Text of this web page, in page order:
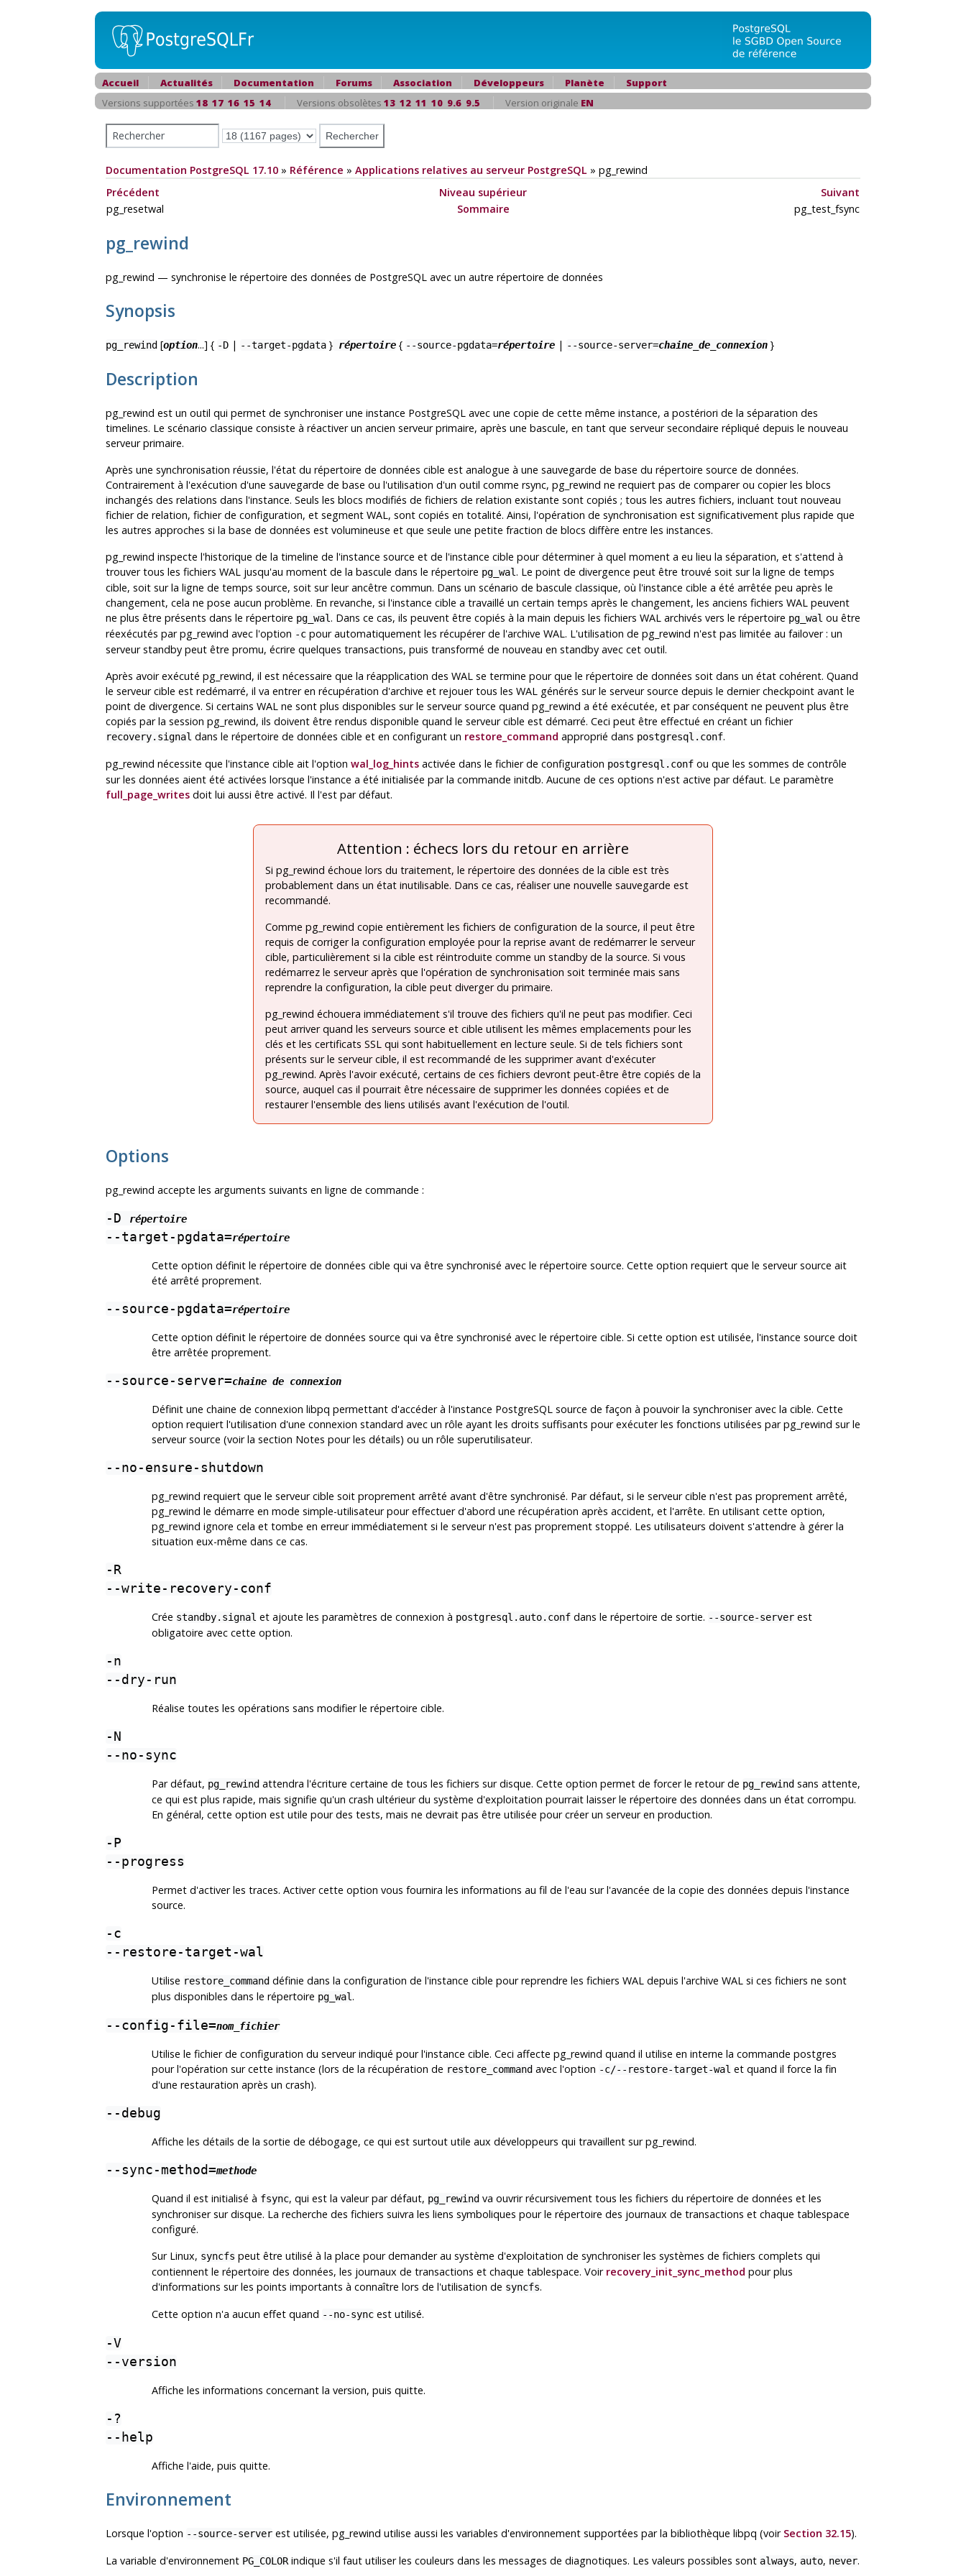
Accueil Actualités Documentation Forums Association Développeurs Planète
Support
Versions supportées 18 17 16 15 14 Versions obsolètes 13 12 11 10 9.6 9.5 Version originale EN
Documentation PostgreSQL 17.10 » Référence » Applications relatives au serveur PostgreSQL » pg_rewind
Précédent
Niveau supérieur
Suivant
pg_resetwal
Sommaire pg_test_fsync
pg_rewind
pg_rewind — synchronise le répertoire des données de PostgreSQL avec un autre répertoire de données
Synopsis
pg_rewind [option...] { -D | --target-pgdata } répertoire { --source-pgdata=répertoire | --source-server=chaine_de_connexion }
Description
pg_rewind est un outil qui permet de synchroniser une instance PostgreSQL avec une copie de cette même instance, a postériori de la séparation des
timelines. Le scénario classique consiste à réactiver un ancien serveur primaire, après une bascule, en tant que serveur secondaire répliqué depuis le nouveau
serveur primaire.
Après une synchronisation réussie, l'état du répertoire de données cible est analogue à une sauvegarde de base du répertoire source de données.
Contrairement à l'exécution d'une sauvegarde de base ou l'utilisation d'un outil comme rsync, pg_rewind ne requiert pas de comparer ou copier les blocs
inchangés des relations dans l'instance. Seuls les blocs modifiés de fichiers de relation existante sont copiés ; tous les autres fichiers, incluant tout nouveau
fichier de relation, fichier de configuration, et segment WAL, sont copiés en totalité. Ainsi, l'opération de synchronisation est significativement plus rapide que
les autres approches si la base de données est volumineuse et que seule une petite fraction de blocs diffère entre les instances.
pg_rewind inspecte l'historique de la timeline de l'instance source et de l'instance cible pour déterminer à quel moment a eu lieu la séparation, et s'attend à
trouver tous les fichiers WAL jusqu'au moment de la bascule dans le répertoire pg_wal. Le point de divergence peut être trouvé soit sur la ligne de temps
cible, soit sur la ligne de temps source, soit sur leur ancêtre commun. Dans un scénario de bascule classique, où l'instance cible a été arrêtée peu après le
changement, cela ne pose aucun problème. En revanche, si l'instance cible a travaillé un certain temps après le changement, les anciens fichiers WAL peuvent
ne plus être présents dans le répertoire pg_wal. Dans ce cas, ils peuvent être copiés à la main depuis les fichiers WAL archivés vers le répertoire pg_wal ou être
réexécutés parpg_rewind avec l'option -c pour automatiquement les récupérer de l'archive WAL. L'utilisation de pg_rewind n'est pas limitée au failover : un
serveur standby peut être promu, écrire quelques transactions, puis transformé de nouveau en standby avec cet outil.
Après avoir exécuté pg_rewind, il est nécessaire que la réapplication des WAL se termine pour que le répertoire de données soit dans un état cohérent. Quand
le serveur cible est redémarré, il va entrer en récupération d'archive et rejouer tous les WAL générés sur le serveur source depuis le dernier checkpoint avant le
point de divergence. Si certains WAL ne sont plus disponibles sur le serveur source quand pg_rewind a été exécutée, et par conséquent ne peuvent plus être
copiés par la session pg_rewind, ils doivent être rendus disponible quand le serveur cible est démarré. Ceci peut être effectué en créant un fichier
recovery.signal dans le répertoire de données cible et en configurant un restore_command approprié dans postgresql.conf.
pg_rewind nécessite que l'instance cible ait l'option wal_log_hints activée dans le fichier de configuration postgresql.conf ou que les sommes de contrôle
sur les données aient été activées lorsque l'instance a été initialisée par la commande initdb. Aucune de ces options n'est active par défaut. Le paramètre
full_page_writes doit lui aussi être activé. Il l'est par défaut.
Attention : échecs lors du retour en arrière
Si pg_rewind échoue lors du traitement, le répertoire des données de la cible est très
probablement dans un état inutilisable. Dans ce cas, réaliser une nouvelle sauvegarde est
recommandé.
Comme pg_rewind copie entièrement les fichiers de configuration de la source, il peut être
requis de corriger la configuration employée pour la reprise avant de redémarrer le serveur
cible, particulièrement si la cible est réintroduite comme un standby de la source. Si vous
redémarrez le serveur après que l'opération de synchronisation soit terminée mais sans
reprendre la configuration, la cible peut diverger du primaire.
pg_rewind échouera immédiatement s'il trouve des fichiers qu'il ne peut pas modifier. Ceci
peut arriver quand les serveurs source et cible utilisent les mêmes emplacements pour les
clés et les certificats SSL qui sont habituellement en lecture seule. Si de tels fichiers sont
présents sur le serveur cible, il est recommandé de les supprimer avant d'exécuter
pg_rewind. Après l'avoir exécuté, certains de ces fichiers devront peut-être être copiés de la
source, auquel cas il pourrait être nécessaire de supprimer les données copiées et de
restaurer l'ensemble des liens utilisés avant l'exécution de l'outil.
Options
pg_rewind accepte les arguments suivants en ligne de commande :
-D répertoire
--target-pgdata=répertoire
Cette option définit le répertoire de données cible qui va être synchronisé avec le répertoire source. Cette option requiert que le serveur source ait
été arrêté proprement.
--source-pgdata=répertoire
Cette option définit le répertoire de données source qui va être synchronisé avec le répertoire cible. Si cette option est utilisée, l'instance source doit
être arrêtée proprement.
--source-server=chaine de connexion
Définit une chaine de connexion libpq permettant d'accéder à l'instance PostgreSQL source de façon à pouvoir la synchroniser avec la cible. Cette
option requiert l'utilisation d'une connexion standard avec un rôle ayant les droits suffisants pour exécuter les fonctions utilisées parpg_rewind sur le
serveur source (voir la section Notes pour les détails) ou un rôle superutilisateur.
--no-ensure-shutdown
pg_rewind requiert que le serveur cible soit proprement arrêté avant d'être synchronisé. Par défaut, si le serveur cible n'est pas proprement arrêté,
pg_rewind le démarre en mode simple-utilisateur pour effectuer d'abord une récupération après accident, et l'arrête. En utilisant cette option,
pg_rewind ignore cela et tombe en erreur immédiatement si le serveur n'est pas proprement stoppé. Les utilisateurs doivent s'attendre à gérer la
situation eux-même dans ce cas.
-R
--write-recovery-conf
Crée standby.signal et ajoute les paramètres de connexion à postgresql.auto.conf dans le répertoire de sortie. --source-server est
obligatoire avec cette option.
-n
--dry-run
Réalise toutes les opérations sans modifier le répertoire cible.
-N
--no-sync
Par défaut, pg_rewind attendra l'écriture certaine de tous les fichiers sur disque. Cette option permet de forcer le retour de pg_rewind sans attente,
ce qui est plus rapide, mais signifie qu'un crash ultérieur du système d'exploitation pourrait laisser le répertoire des données dans un état corrompu.
En général, cette option est utile pour des tests, mais ne devrait pas être utilisée pour créer un serveur en production.
-P
--progress
Permet d'activer les traces. Activer cette option vous fournira les informations au fil de l'eau sur l'avancée de la copie des données depuis l'instance
source.
-c
--restore-target-wal
Utilise restore_command définie dans la configuration de l'instance cible pour reprendre les fichiers WAL depuis l'archive WAL si ces fichiers ne sont
plus disponibles dans le répertoire pg_wal.
--config-file=nom_fichier
Utilise le fichier de configuration du serveur indiqué pour l'instance cible. Ceci affecte pg_rewind quand il utilise en interne la commande postgres
pour l'opération sur cette instance (lors de la récupération de restore_command avec l'option -c/--restore-target-wal et quand il force la fin
d'une restauration après un crash).
--debug
Affiche les détails de la sortie de débogage, ce qui est surtout utile aux développeurs qui travaillent surpg_rewind.
--sync-method=methode
Quand il est initialisé à fsync, qui est la valeur par défaut, pg_rewind va ouvrir récursivement tous les fichiers du répertoire de données et les
synchroniser sur disque. La recherche des fichiers suivra les liens symboliques pour le répertoire des journaux de transactions et chaque tablespace
configuré.
Sur Linux, syncfs peut être utilisé à la place pour demander au système d'exploitation de synchroniser les systèmes de fichiers complets qui
contiennent le répertoire des données, les journaux de transactions et chaque tablespace. Voir recovery_init_sync_method pour plus
d'informations sur les points importants à connaître lors de l'utilisation de syncfs.
Cette option n'a aucun effet quand --no-sync est utilisé.
-V
--version
Affiche les informations concernant la version, puis quitte.
-?
--help
Affiche l'aide, puis quitte.
Environnement
Lorsque l'option --source-server est utilisée, pg_rewind utilise aussi les variables d'environnement supportées par la bibliothèque libpq (voir Section 32.15).
La variable d'environnement PG_COLORindique s'il faut utiliser les couleurs dans les messages de diagnotiques. Les valeurs possibles sont always, auto, never.